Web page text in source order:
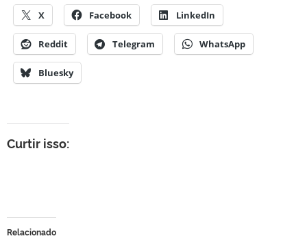
X Facebook LinkedIn
Reddit Telegram WhatsApp
Bluesky
Curtir isso:
Relacionado